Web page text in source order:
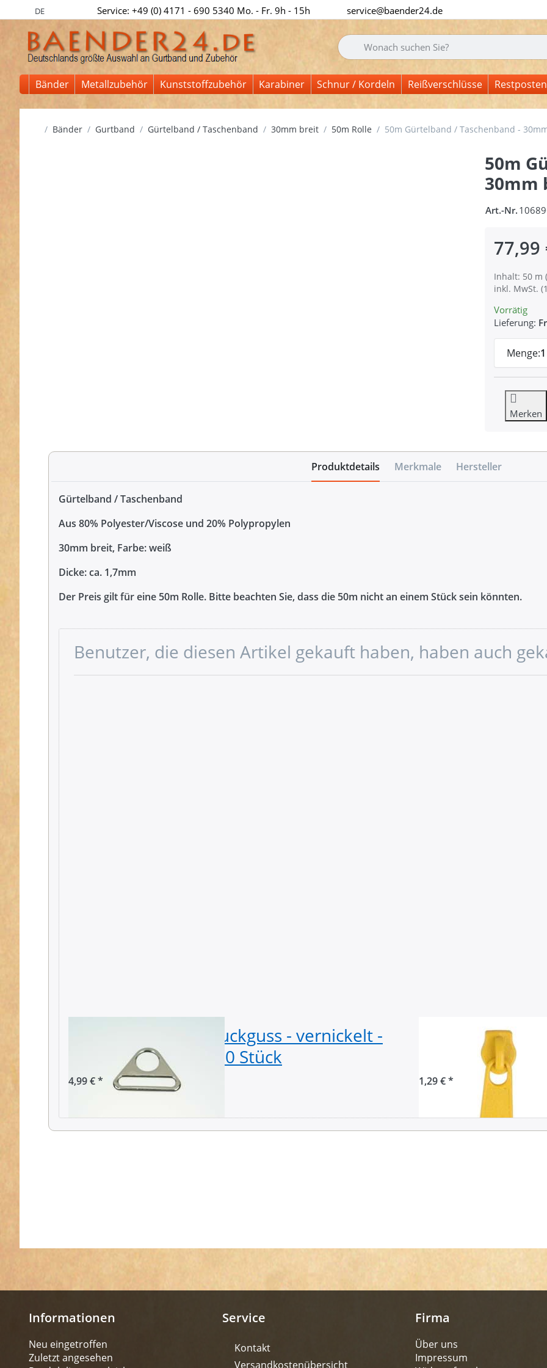
DE Service: +49 (0) 4171 - 690 5340 Mo. - Fr. 9h - 15h service@baender24.de
Geben Sie einen Suchbegriff ein. Während Sie
Bänder Metallzubehör Kunststoffzubehör Karabiner Schnur / Kordeln Reißverschlüsse Restposten
Startseite
Bänder Gurtband Gürtelband / Taschenband 30mm breit 50m Rolle 50m Gürtelband / Taschenband -
50m
30mm
Art.-Nr.
77,99
Inhalt: 50 m
inkl. MwSt.
Vorrätig
Lieferung:
Menge:1
Merken
Produktdetails Merkmale Hersteller
Gürtelband / Taschenband
Aus 80% Polyester/Viscose und 20% Polypropylen
30mm breit, Farbe: weiß
Dicke: ca. 1,7mm
Der Preis gilt für eine 50m Rolle. Bitte beachten Sie, dass die 50m nicht an einem Stück sein könnten.
Benutzer, die diesen Artikel gekauft haben, haben auch
Triangel aus Zinkdruckguss - vernickelt -
39mm Durchlass - 10 Stück
4,99 € *
Zipper für
dunkelgelb -
1,29 € *
Informationen
Neu eingetroffen
Zuletzt angesehen
Service
Kontakt
Versandkostenübersicht
Firma
Über uns
Impressum